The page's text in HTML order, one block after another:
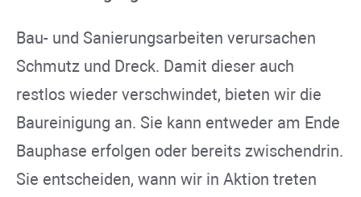
Bau- und Sanierungsarbeiten verursachen
Schmutz und Dreck. Damit dieser auch
restlos wieder verschwindet, bieten wir die
Baureinigung an. Sie kann entweder am Ende
Bauphase erfolgen oder bereits zwischendrin.
Sie entscheiden, wann wir in Aktion treten